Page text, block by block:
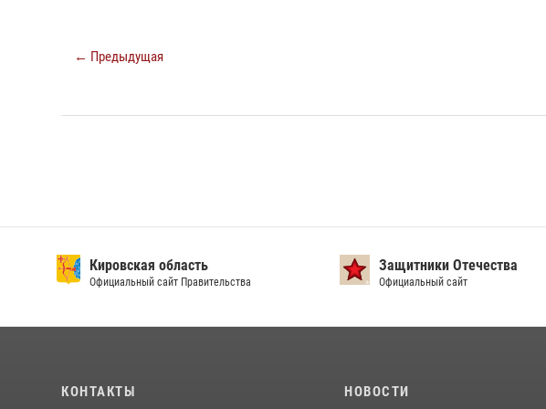
← Предыдущая
Кировская область
Официальный сайт Правительства
Защитники Отечества
Официальный сайт
КОНТАКТЫ НОВОСТИ